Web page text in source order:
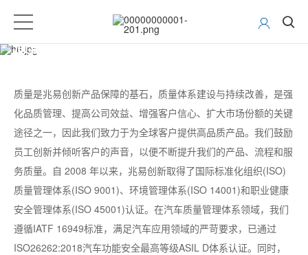
质量与可靠性
质量是兆易创新产品保障的基石，质量体系建设与持续改善，是强
化品质管理、提高公司效益、增强客户信心、扩大市场份额的关键
途径之一，因此我们致力于为全球客户提供高品质产品。我们鼓励
员工创新并倾听客户的声音，以便不断提升我们的产品、流程和服
务质量。自 2008 年以来，兆易创新取得了国际标准化组织(ISO)
质量管理体系(ISO 9001)、环境管理体系(ISO 14001)和职业健康
安全管理体系(ISO 45001)认证。在汽车质量管理体系领域，我们
遵循IATF 16949标准，满足汽车应用领域的严苛要求，已通过
ISO26262:2018汽车功能安全最高等级ASIL D体系认证。同时，